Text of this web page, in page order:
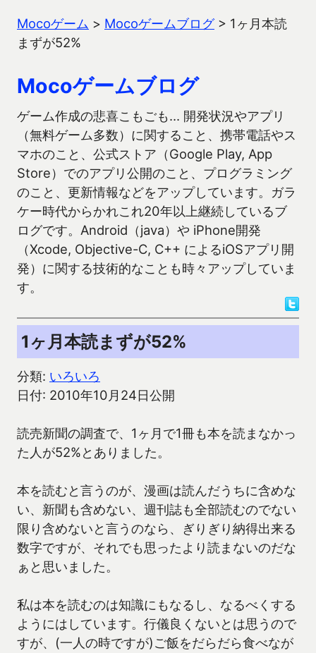
Mocoゲーム > Mocoゲームブログ> 1ヶ月本読
まずが52%
Mocoゲームブログ
ゲーム作成の悲喜こもごも… 開発状況やアプリ
（無料ゲーム多数）に関すること、携帯電話やス
マホのこと、公式ストア（Google Play, App
Store）でのアプリ公開のこと、プログラミング
のこと、更新情報などをアップしています。ガラ
ケー時代からかれこれ20年以上継続しているブ
ログです。Android（java）や iPhone開発
（Xcode, Objective-C, C++ によるiOSアプリ開
発）に関する技術的なことも時々アップしていま
す。
1ヶ月本読まずが52%
分類: いろいろ
日付: 2010年10月24日公開
読売新聞の調査で、1ヶ月で1冊も本を読まなかっ
た人が52%とありました。
本を読むと言うのが、漫画は読んだうちに含めな
い、新聞も含めない、週刊誌も全部読むのでない
限り含めないと言うのなら、ぎりぎり納得出来る
数字ですが、それでも思ったより読まないのだな
ぁと思いました。
私は本を読むのは知識にもなるし、なるべくする
ようにはしています。行儀良くないとは思うので
すが、(一人の時ですが)ご飯をだらだら食べなが